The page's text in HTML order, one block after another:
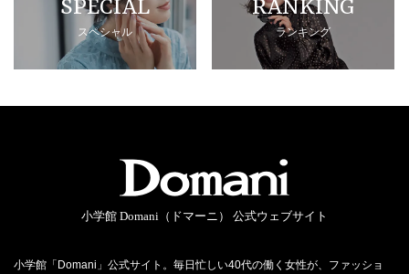
SPECIAL
スペシャル
RANKING
ランキング
小学館 Domani（ドマーニ） 公式ウェブサイト
小学館「Domani」公式サイト。毎日忙しい40代の働く女性が、ファッショ